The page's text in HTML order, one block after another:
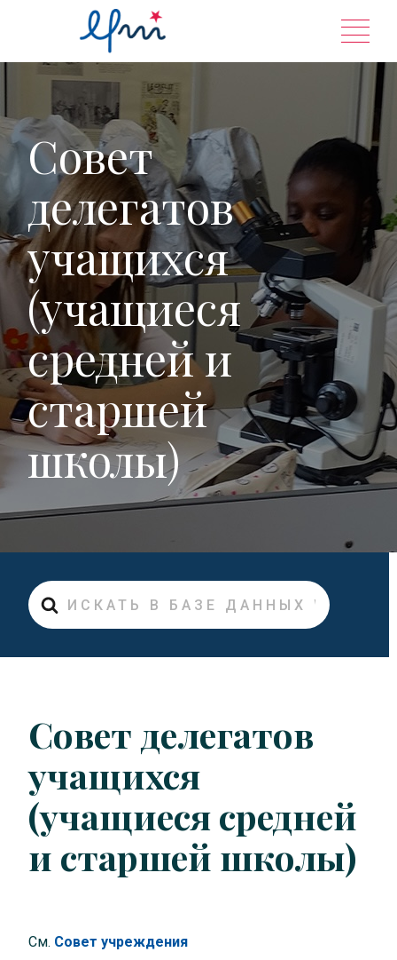
содержанию
Совет
делегатов
учащихся
(учащиеся
средней и
старшей
школы)
Искать
Совет делегатов
учащихся
(учащиеся средней
и старшей школы)
См. Совет учреждения